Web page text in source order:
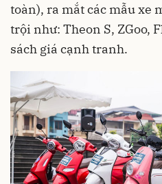
toàn), ra mắt các mẫu xe
trội như: Theon S, ZGoo,
sách giá cạnh tranh.